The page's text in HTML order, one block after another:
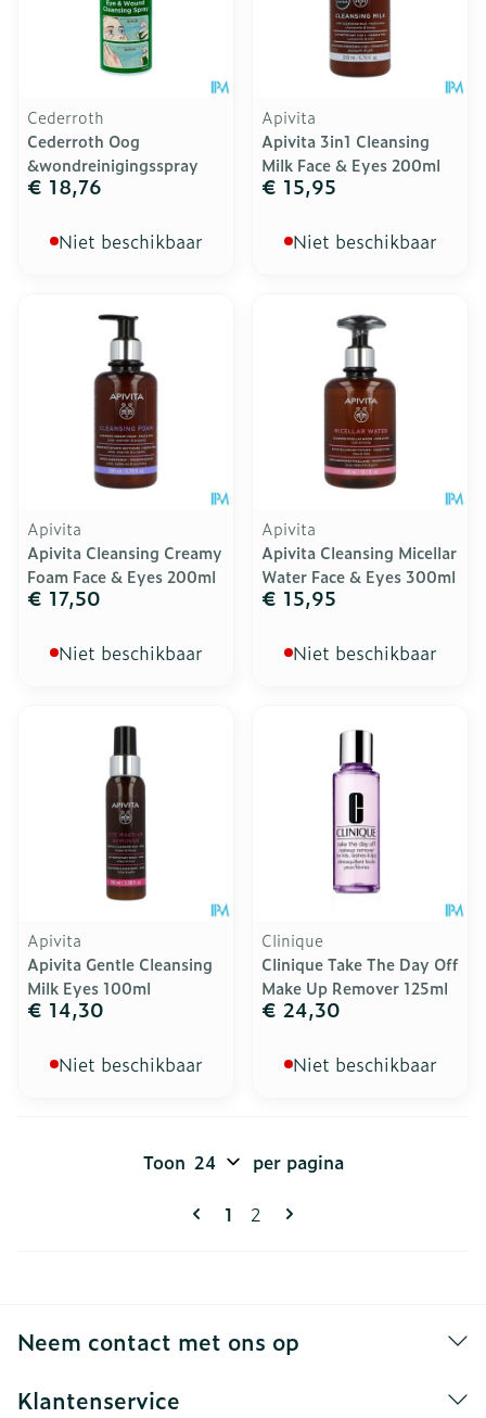
Cederroth
Cederroth Oog
&wondreinigingsspray
€ 18,76
Niet beschikbaar
Apivita
Apivita 3in1 Cleansing
Milk Face & Eyes 200ml
€ 15,95
Niet beschikbaar
Apivita
Apivita Cleansing Creamy
Foam Face & Eyes 200ml
€ 17,50
Niet beschikbaar
Apivita
Apivita Cleansing Micellar
Water Face & Eyes 300ml
€ 15,95
Niet beschikbaar
Apivita
Apivita Gentle Cleansing
Milk Eyes 100ml
€ 14,30
Niet beschikbaar
Clinique
Clinique Take The Day Off
Make Up Remover 125ml
€ 24,30
Niet beschikbaar
Pagina's
U lees momenteel pagina
1 Pagina
2
Toon per pagina
Neem contact met ons op
Klantenservice